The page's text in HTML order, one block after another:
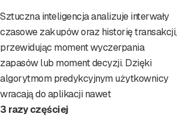
Sztuczna inteligencja analizuje interwały
czasowe zakupów oraz historię transakcji,
przewidując moment wyczerpania
zapasów lub moment decyzji. Dzięki
algorytmom predykcyjnym użytkownicy
wracają do aplikacji nawet
3 razy częściej